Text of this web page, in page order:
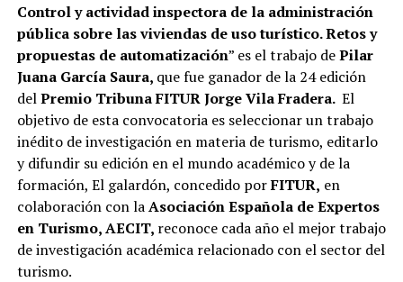
Control y actividad inspectora de la administración
pública sobre las viviendas de uso turístico. Retos y
propuestas de automatización” es el trabajo dePilar
Juana García Saura, que fue ganador de la 24 edición
delPremio Tribuna FITUR Jorge Vila Fradera. El
objetivo de esta convocatoria es seleccionar un trabajo
inédito de investigación en materia de turismo, editarlo
y difundir su edición en el mundo académico y de la
formación, El galardón, concedido porFITUR, en
colaboración con laAsociación Española de Expertos
en Turismo, AECIT, reconoce cada año el mejor trabajo
de investigación académica relacionado con el sector del
turismo.